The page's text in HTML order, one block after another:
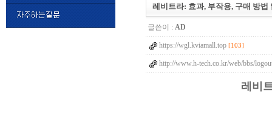
정
품
구
매 밍
키
넷
비
레비트라: 효과, 부작용, 구매 방법
글쓴이 : AD
https://wgl.kviamall.top [103]
http://www.h-tech.co.kr/web/bbs/
레비